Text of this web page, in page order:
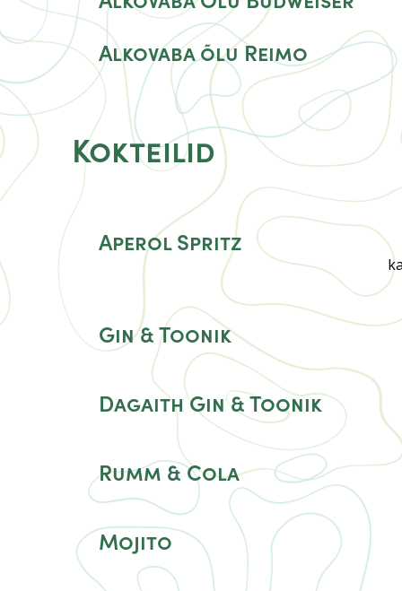
Alkovaba õlu Reimo
Kokteilid
Aperol Spritz
Gin & Toonik
Dagaith Gin & Toonik
Rumm & Cola
Mojito